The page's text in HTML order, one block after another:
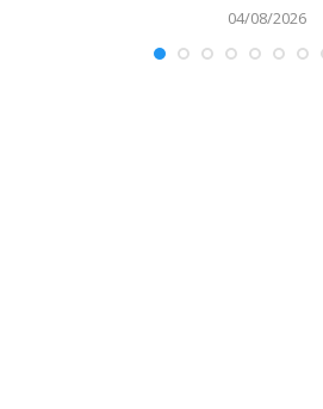
04/08/2026